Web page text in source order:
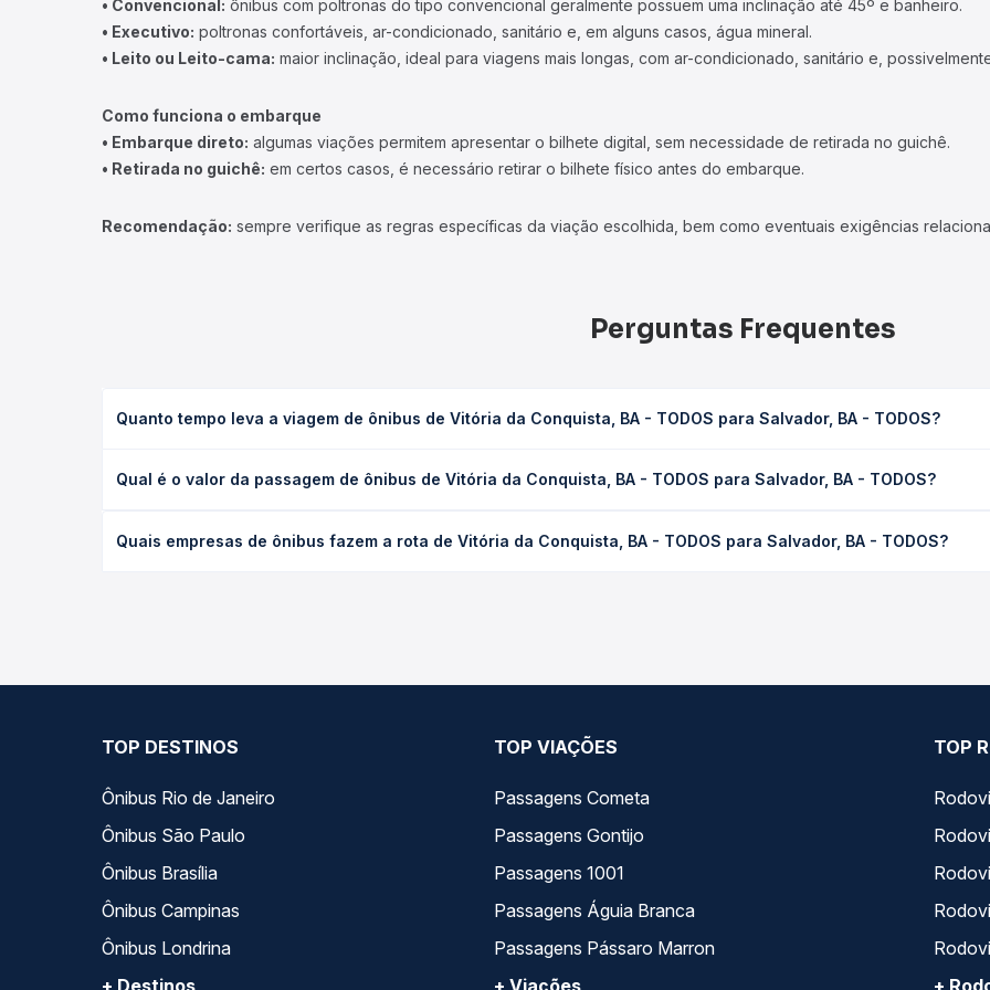
• Convencional: ônibus com poltronas do tipo convencional geralmente possuem uma inclinação até 45º e banheiro.
• Executivo: poltronas confortáveis, ar-condicionado, sanitário e, em alguns casos, água mineral.
• Leito ou Leito-cama: maior inclinação, ideal para viagens mais longas, com ar-condicionado, sanitário e,
Como funciona o embarque
• Embarque direto: algumas viações permitem apresentar o bilhete digital, sem necessidade de retirada no guichê.
• Retirada no guichê: em certos casos, é necessário retirar o bilhete físico antes do embarque.
Recomendação: sempre verifique as regras específicas da viação escolhida, bem como eventuais exigências
Perguntas Frequentes
Quanto tempo leva a viagem de ônibus de Vitória da Conquista, BA - TODOS para Salvador, BA - TODOS?
(convencional, executivo ou leito) e as condições de tráfego. Na Quero Passagem você consulta os horários
Qual é o valor da passagem de ônibus de Vitória da Conquista, BA - TODOS para Salvador, BA - TODOS?
empresa, o tipo de poltrona e a antecedência da compra. Na Quero Passagem você compara os preços de todas as
Quais empresas de ônibus fazem a rota de Vitória da Conquista, BA - TODOS para Salvador, BA - TODOS?
TOP DESTINOS
Ônibus Rio de Janeiro
Ônibus São Paulo
Ônibus Brasília
Ônibus Campinas
Ônibus Londrina
+ Destinos
TOP VIAÇÕES
Passagens Cometa
Passagens Gontijo
Passagens 1001
Passagens Águia Branca
Passagens Pássaro Marron
+ Viações
TOP
+